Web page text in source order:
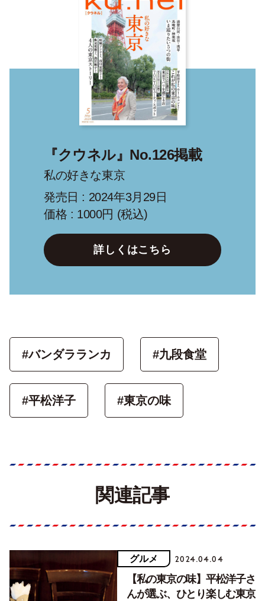
『クウネル』No.126掲載
私の好きな東京
発売日 : 2024年3月29日
価格 : 1000円 (税込)
詳しくはこちら
#バンダラランカ #九段食堂
#平松洋子 #東京の味
関連記事
グルメ 2024.04.04
【私の東京の味】平松洋子さ
んが選ぶ、ひとり楽しむ東京